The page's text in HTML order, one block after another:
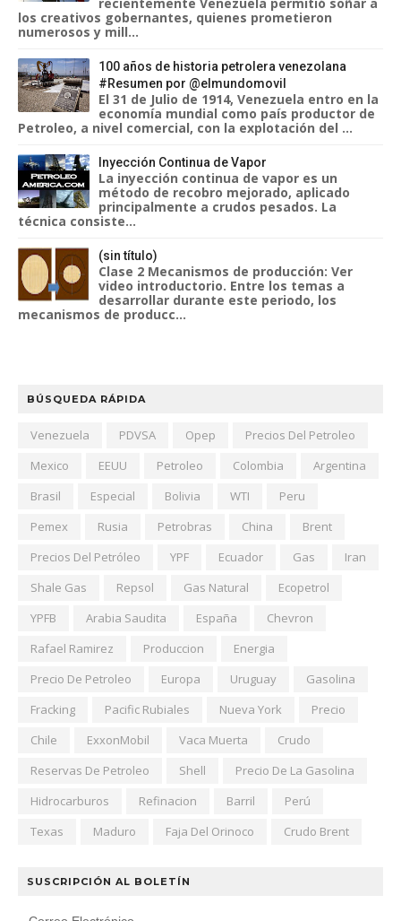
los creativos gobernantes, quienes prometieron
numerosos y mill...
100 años de historia petrolera venezolana
#Resumen por @elmundomovil
El 31 de Julio de 1914, Venezuela entro en la
economía mundial como país productor de
Petroleo, a nivel comercial, con la explotación del ...
Inyección Continua de Vapor
La inyección continua de vapor es un
método de recobro mejorado, aplicado
principalmente a crudos pesados. La
técnica consiste...
(sin título)
Clase 2 Mecanismos de producción: Ver
video introductorio. Entre los temas a
desarrollar durante este periodo, los
mecanismos de producc...
BÚSQUEDA RÁPIDA
Venezuela PDVSA Opep
Precios Del Petroleo
Mexico
EEUU Petroleo Colombia
Argentina
Brasil
Especial Bolivia WTI
Peru
Pemex
Rusia Petrobras China
Brent
Precios Del Petróleo
YPF Ecuador Gas
Iran
Shale Gas
Repsol Gas Natural
Ecopetrol
YPFB
Arabia Saudita España
Chevron
Rafael Ramirez
Produccion
Energia
Precio De Petroleo
Europa Uruguay
Gasolina
Fracking
Pacific Rubiales Nueva York
Precio
Chile
ExxonMobil Vaca Muerta
Crudo
Reservas De Petroleo
Shell
Precio De La Gasolina
Hidrocarburos
Refinacion Barril
Perú
Texas
Maduro Faja Del Orinoco Crudo Brent
SUSCRIPCIÓN AL BOLETÍN